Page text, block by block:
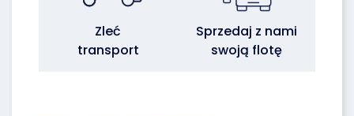
Zleć
transport
Sprzedaj z nami
swoją flotę